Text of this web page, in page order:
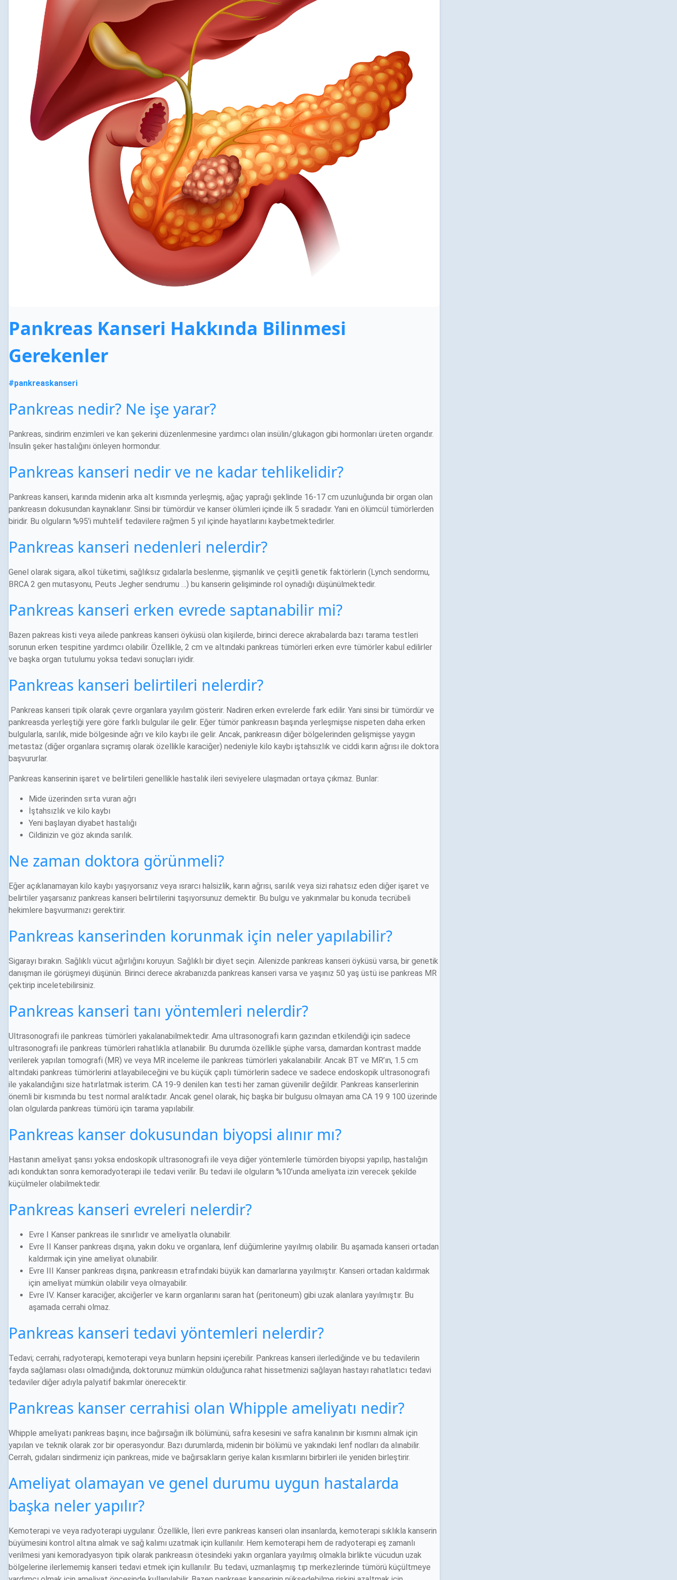
Pankreas Kanseri Hakkında Bilinmesi
Gerekenler
#pankreaskanseri
Pankreas nedir? Ne işe yarar?
Pankreas, sindirim enzimleri ve kan şekerini düzenlenmesine yardımcı olan insülin/glukagon gibi hormonları üreten organdır.
İnsulin şeker hastalığını önleyen hormondur.
Pankreas kanseri nedir ve ne kadar tehlikelidir?
Pankreas kanseri, karında midenin arka alt kısmında yerleşmiş, ağaç yaprağı şeklinde 16-17 cm uzunluğunda bir organ olan
pankreasın dokusundan kaynaklanır. Sinsi bir tümördür ve kanser ölümleri içinde ilk 5 sıradadır. Yani en ölümcül tümörlerden
biridir. Bu olguların %95’i muhtelif tedavilere rağmen 5 yıl içinde hayatlarını kaybetmektedirler.
Pankreas kanseri nedenleri nelerdir?
Genel olarak sigara, alkol tüketimi, sağlıksız gıdalarla beslenme, şişmanlık ve çeşitli genetik faktörlerin (Lynch sendormu,
BRCA 2 gen mutasyonu, Peuts Jegher sendrumu …) bu kanserin gelişiminde rol oynadığı düşünülmektedir.
Pankreas kanseri erken evrede saptanabilir mi?
Bazen pakreas kisti veya ailede pankreas kanseri öyküsü olan kişilerde, birinci derece akrabalarda bazı tarama testleri
sorunun erken tespitine yardımcı olabilir. Özellikle, 2 cm ve altındaki pankreas tümörleri erken evre tümörler kabul edilirler
ve başka organ tutulumu yoksa tedavi sonuçları iyidir.
Pankreas kanseri belirtileri nelerdir?
Pankreas kanseri tipik olarak çevre organlara yayılım gösterir. Nadiren erken evrelerde fark edilir. Yani sinsi bir tümördür ve
pankreasda yerleştiği yere göre farklı bulgular ile gelir. Eğer tümör pankreasın başında yerleşmişse nispeten daha erken
bulgularla, sarılık, mide bölgesinde ağrı ve kilo kaybı ile gelir. Ancak, pankreasın diğer bölgelerinden gelişmişse yaygın
metastaz (diğer organlara sıçramış olarak özellikle karaciğer) nedeniyle kilo kaybı iştahsızlık ve ciddi karın ağrısı ile doktora
başvururlar.
Pankreas kanserinin işaret ve belirtileri genellikle hastalık ileri seviyelere ulaşmadan ortaya çıkmaz. Bunlar:
Mide üzerinden sırta vuran ağrı
İştahsızlık ve kilo kaybı
Yeni başlayan diyabet hastalığı
Cildinizin ve göz akında sarılık.
Ne zaman doktora görünmeli?
Eğer açıklanamayan kilo kaybı yaşıyorsanız veya ısrarcı halsizlik, karın ağrısı, sarılık veya sizi rahatsız eden diğer işaret ve
belirtiler yaşarsanız pankreas kanseri belirtilerini taşıyorsunuz demektir. Bu bulgu ve yakınmalar bu konuda tecrübeli
hekimlere başvurmanızı gerektirir.
Pankreas kanserinden korunmak için neler yapılabilir?
Sigarayı bırakın. Sağlıklı vücut ağırlığını koruyun. Sağlıklı bir diyet seçin. Ailenizde pankreas kanseri öyküsü varsa, bir genetik
danışman ile görüşmeyi düşünün. Birinci derece akrabanızda pankreas kanseri varsa ve yaşınız 50 yaş üstü ise pankreas MR
çektirip inceletebilirsiniz.
Pankreas kanseri tanı yöntemleri nelerdir?
Ultrasonografi ile pankreas tümörleri yakalanabilmektedir. Ama ultrasonografi karın gazından etkilendiği için sadece
ultrasonografi ile pankreas tümörleri rahatlıkla atlanabilir. Bu durumda özellikle şüphe varsa, damardan kontrast madde
verilerek yapılan tomografi (MR) ve veya MR inceleme ile pankreas tümörleri yakalanabilir. Ancak BT ve MR’ın, 1.5 cm
altındaki pankreas tümörlerini atlayabileceğini ve bu küçük çaplı tümörlerin sadece ve sadece endoskopik ultrasonografi
ile yakalandığını size hatırlatmak isterim. CA 19-9 denilen kan testi her zaman güvenilir değildir. Pankreas kanserlerinin
önemli bir kısmında bu test normal aralıktadır. Ancak genel olarak, hiç başka bir bulgusu olmayan ama CA 19 9 100 üzerinde
olan olgularda pankreas tümörü için tarama yapılabilir.
Pankreas kanser dokusundan biyopsi alınır mı?
Hastanın ameliyat şansı yoksa endoskopik ultrasonografi ile veya diğer yöntemlerle tümörden biyopsi yapılıp, hastalığın
adı konduktan sonra kemoradyoterapi ile tedavi verilir. Bu tedavi ile olguların %10’unda ameliyata izin verecek şekilde
küçülmeler olabilmektedir.
Pankreas kanseri evreleri nelerdir?
Evre I Kanser pankreas ile sınırlıdır ve ameliyatla olunabilir.
Evre II Kanser pankreas dışına, yakın doku ve organlara, lenf düğümlerine yayılmış olabilir. Bu aşamada kanseri ortadan
kaldırmak için yine ameliyat olunabilir.
Evre III Kanser pankreas dışına, pankreasın etrafındaki büyük kan damarlarına yayılmıştır. Kanseri ortadan kaldırmak
için ameliyat mümkün olabilir veya olmayabilir.
Evre IV. Kanser karaciğer, akciğerler ve karın organlarını saran hat (peritoneum) gibi uzak alanlara yayılmıştır. Bu
aşamada cerrahi olmaz.
Pankreas kanseri tedavi yöntemleri nelerdir?
Tedavi; cerrahi, radyoterapi, kemoterapi veya bunların hepsini içerebilir. Pankreas kanseri ilerlediğinde ve bu tedavilerin
fayda sağlaması olası olmadığında, doktorunuz mümkün olduğunca rahat hissetmenizi sağlayan hastayı rahatlatıcı tedavi
tedaviler diğer adıyla palyatif bakımlar önerecektir.
Pankreas kanser cerrahisi olan Whipple ameliyatı nedir?
Whipple ameliyatı pankreas başını, ince bağırsağın ilk bölümünü, safra kesesini ve safra kanalının bir kısmını almak için
yapılan ve teknik olarak zor bir operasyondur. Bazı durumlarda, midenin bir bölümü ve yakındaki lenf nodları da alınabilir.
Cerrah, gıdaları sindirmeniz için pankreas, mide ve bağırsakların geriye kalan kısımlarını birbirleri ile yeniden birleştirir.
Ameliyat olamayan ve genel durumu uygun hastalarda
başka neler yapılır?
Kemoterapi ve veya radyoterapi uygulanır. Özellikle, İleri evre pankreas kanseri olan insanlarda, kemoterapi sıklıkla kanserin
büyümesini kontrol altına almak ve sağ kalımı uzatmak için kullanılır. Hem kemoterapi hem de radyoterapi eş zamanlı
verilmesi yani kemoradyasyon tipik olarak pankreasın ötesindeki yakın organlara yayılmış olmakla birlikte vücudun uzak
bölgelerine ilerlememiş kanseri tedavi etmek için kullanılır. Bu tedavi, uzmanlaşmış tıp merkezlerinde tümörü küçültmeye